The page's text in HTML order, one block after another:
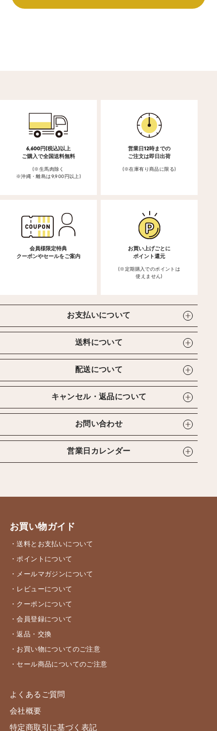
6,600円(税込)以上
ご購入で全国送料無料
(※生馬肉除く
※沖縄・離島は9,900円以上)
営業日12時までの
ご注文は即日出荷
(※在庫有り商品に限る)
会員様限定特典
クーポンやセールをご案内
お買い上げごとに
ポイント還元
(※定期購入でのポイントは
使えません)
お支払いについて
送料について
配送について
キャンセル・返品について
お問い合わせ
営業日カレンダー
お買い物ガイド
・送料とお支払いについて
・ポイントについて
・メールマガジンについて
・レビューについて
・クーポンについて
・会員登録について
・返品・交換
・お買い物についてのご注意
・セール商品についてのご注意
よくあるご質問
会社概要
特定商取引に基づく表記